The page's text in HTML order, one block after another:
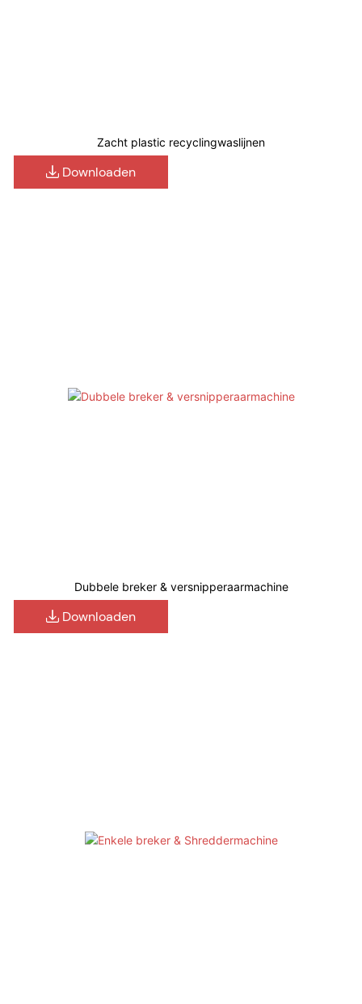
Zacht plastic recyclingwaslijnen
Downloaden
Dubbele breker & versnipperaarmachine
Downloaden